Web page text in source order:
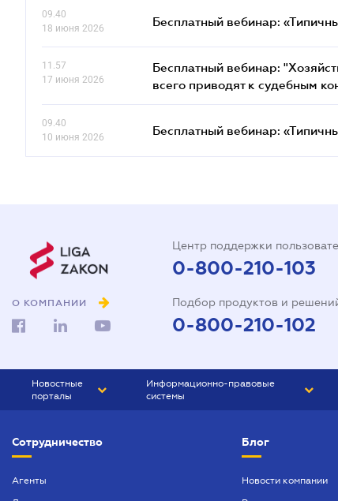
09.40
18 июня 2026
Бесплатный вебинар:
11.57
17 июня 2026
Бесплатный вебинар:
всего приводят к судебным
09.40
10 июня 2026
Бесплатный вебинар:
О КОМПАНИИ
Центр поддержки
0-800-210-103
Подбор продуктов и
0-800-210-102
Новостные
порталы
БИЗНЕС
Информационно-правовые
системы
Сотрудничество
Агенты
Блог
Новости компании